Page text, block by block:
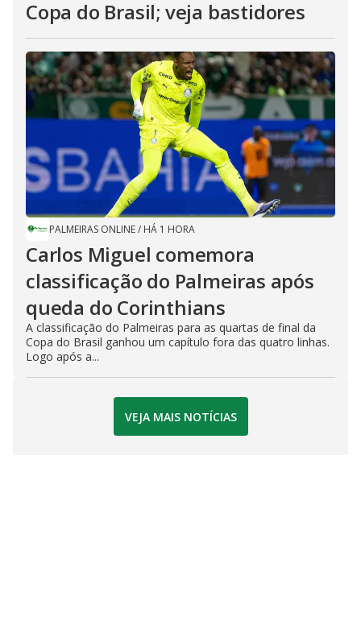
Copa do Brasil; veja bastidores
PALMEIRAS ONLINE/ HÁ 1 HORA
Carlos Miguel comemora
classificação do Palmeiras após
queda do Corinthians
A classificação do Palmeiras para as quartas de final da
Copa do Brasil ganhou um capítulo fora das quatro linhas.
Logo após a...
VEJA MAIS NOTÍCIAS